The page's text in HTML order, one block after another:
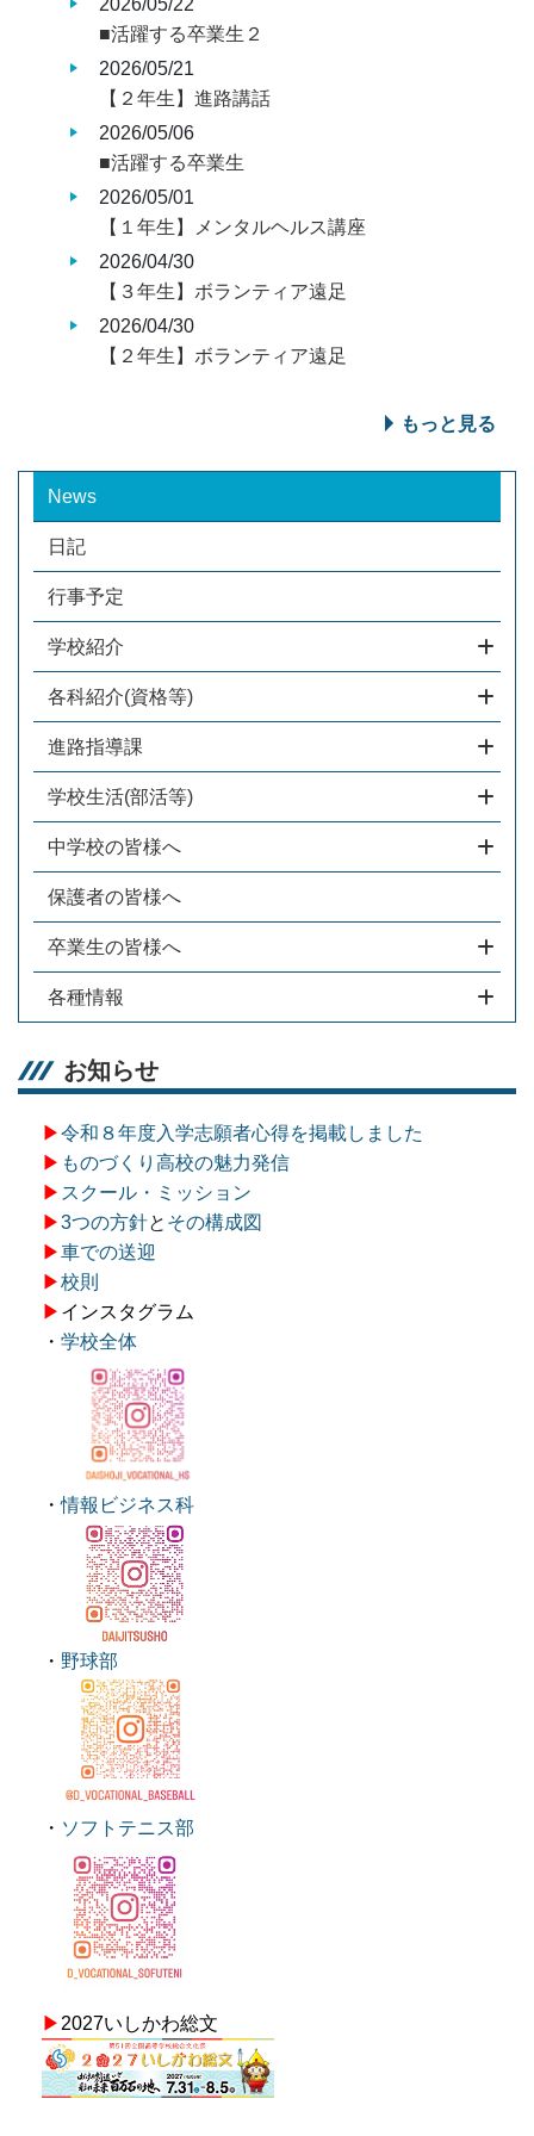
News
日記
行事予定
学校紹介
各科紹介(資格等)
進路指導課
学校生活(部活等)
中学校の皆様へ
保護者の皆様へ
卒業生の皆様へ
各種情報
お知らせ
▶令和８年度入学志願者心得を掲載しました
▶ ものづくり高校の魅力発信
▶ スクール・ミッション
▶3つの方針と その構成図
▶車での送迎
▶校則
▶ インスタグラム
・ 学校全体
・情報ビジネス科
・ 野球部
・ ソフトテニス部
▶ 2027いしかわ総文
2026/05/22
■活躍する卒業生２
2026/05/21
【２年生】進路講話
2026/05/06
■活躍する卒業生
2026/05/01
【１年生】メンタルヘルス講座
2026/04/30
【３年生】ボランティア遠足
2026/04/30
【２年生】ボランティア遠足
もっと見る